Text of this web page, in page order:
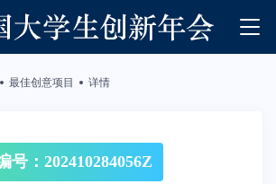
最佳创意项目 详情
号：202410284056Z